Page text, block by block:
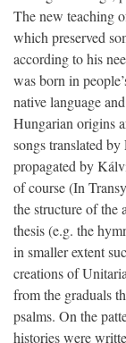
The new teaching
which preserved
according to his
was born in
native language
Hungarian origins
songs translated
propagated by
of course (In
the structure of the
thesis (e.g. the
in smaller extent
creations of
from the graduals
psalms. On the
histories were